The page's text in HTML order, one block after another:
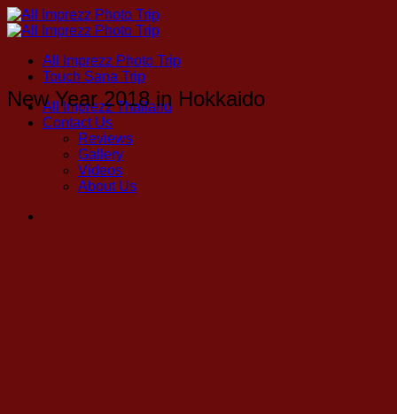
Skip
to
All Imprezz Photo Trip
Touch Sana Trip
All Imprezz Thailand
Contact Us
Reviews
Gallery
Videos
About Us
New Year 2018 in Hokkaido